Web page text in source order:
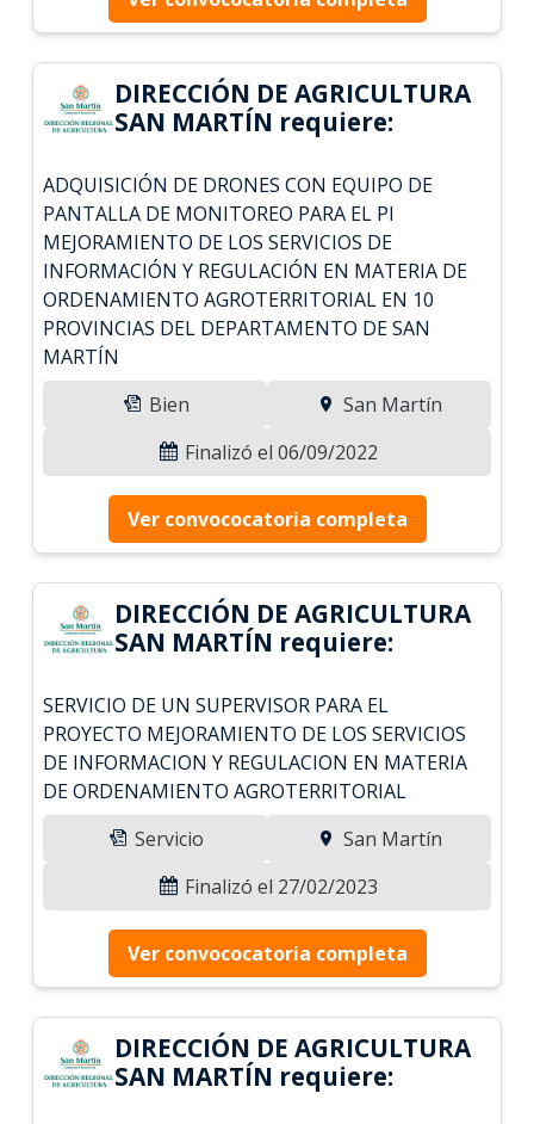
DIRECCIÓN DE AGRICULTURA
SAN MARTÍN requiere:
ADQUISICIÓN DE DRONES CON EQUIPO DE
PANTALLA DE MONITOREO PARA EL PI
MEJORAMIENTO DE LOS SERVICIOS DE
INFORMACIÓN Y REGULACIÓN EN MATERIA DE
ORDENAMIENTO AGROTERRITORIAL EN 10
PROVINCIAS DEL DEPARTAMENTO DE SAN
MARTÍN
Bien
San Martín
Finalizó el 06/09/2022
Ver convococatoria completa
DIRECCIÓN DE AGRICULTURA
SAN MARTÍN requiere:
SERVICIO DE UN SUPERVISOR PARA EL
PROYECTO MEJORAMIENTO DE LOS SERVICIOS
DE INFORMACION Y REGULACION EN MATERIA
DE ORDENAMIENTO AGROTERRITORIAL
Servicio
San Martín
Finalizó el 27/02/2023
Ver convococatoria completa
DIRECCIÓN DE AGRICULTURA
SAN MARTÍN requiere: